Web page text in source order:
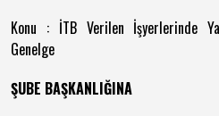
Konu : İTB Verilen İşyerlerinde
Genelge
ŞUBE BAŞKANLIĞINA